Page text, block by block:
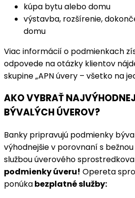
kúpa bytu alebo domu
výstavba, rozšírenie,
domu
Viac informácií o podmienkach
odpovede na otázky klientov
skupine „APN úvery – všetko na
AKO VYBRAŤ
BÝVALÝCH ÚVEROV?
Banky pripravujú podmienky
výhodnejšie v porovnaní s bežnou
službou úverového
podmienky úveru! Opereta
ponúkabezplatné služby: